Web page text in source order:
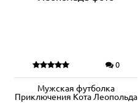
0
Мужская футболка
Приключения Кота Леопольда